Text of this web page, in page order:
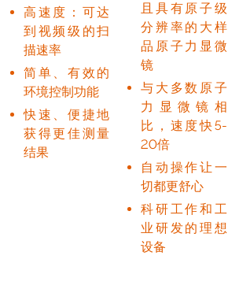
高速度：可达
到视频级的扫
描速率
简单、有效的
环境控制功能
快速、便捷地
获得更佳测量
结果
且具有原子级
分辨率的大样
品原子力显微
镜
与大多数原子
力显微镜相
比，速度快5-
20倍
自动操作让一
切都更舒心
科研工作和工
业研发的理想
设备